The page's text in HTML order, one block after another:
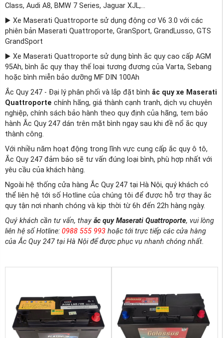
Class, Audi A8, BMW 7 Series, Jaguar XJL,...
▶️ Xe Maserati Quattroporte sử dụng động cơ V6 3.0 với các
phiên bản Maserati Quattroporte, GranSport, GrandLusso, GTS
GrandSport
▶️ Xe Maserati Quattroporte sử dụng bình ắc quy cao cấp AGM
95Ah, bình ắc quy thay thế loại tương đương của Varta, Sebang
hoặc bình miễn bảo dưỡng MF DIN 100Ah
Ắc Quy 247 - Đại lý phân phối và lắp đặt bình ắc quy xe Maserati
Quattroporte chính hãng, giá thành cạnh tranh, dịch vụ chuyên
nghiệp, chính sách bảo hành theo quy định của hãng, tem bảo
hành Ắc Quy 247 dán trên mặt bình ngay sau khi đề nổ ắc quy
thành công.
Với nhiều năm hoạt động trong lĩnh vực cung cấp ắc quy ô tô,
Ắc Quy 247 đảm bảo sẽ tư vấn đúng loại bình, phù hợp nhất với
yêu cầu của khách hàng.
Ngoài hệ thống cửa hàng Ắc Quy 247 tại Hà Nội, quý khách có
thể liên hệ tới số Hotline của chúng tôi để được hỗ trợ thay ắc
quy tận nơi nhanh chóng và kịp thời từ 6h đến 22h hàng ngày.
Quý khách cần tư vấn, thay ắc quy Maserati Quattroporte, vui lòng
liên hệ số Hotline: 0988 555 993 hoặc tới trực tiếp các cửa hàng
của Ắc Quy 247 tại Hà Nội để được phục vụ nhanh chóng nhất.